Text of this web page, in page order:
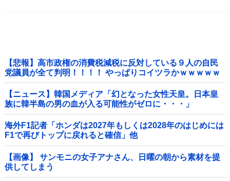
【悲報】高市政権の消費税減税に反対している９人の自民
党議員が全て判明！！！！ やっぱりコイツラかｗｗｗｗｗ
【ニュース】韓国メディア「幻となった女性天皇。日本皇
族に韓半島の男の血が入る可能性がゼロに・・・」
海外F1記者「ホンダは2027年もしくは2028年のはじめには
F1で再びトップに戻れると確信」他
【画像】 サンモニの女子アナさん、日曜の朝から素材を提
供してしまう